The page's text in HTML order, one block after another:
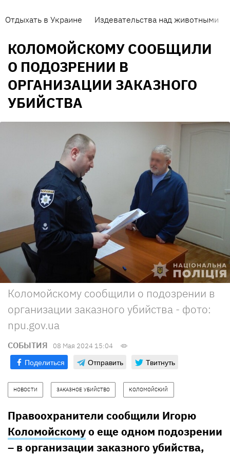
Отдыхать в Украине Издевательства над животными
КОЛОМОЙСКОМУ СООБЩИЛИ
О ПОДОЗРЕНИИ В
ОРГАНИЗАЦИИ ЗАКАЗНОГО
УБИЙСТВА
Коломойскому сообщили о подозрении в
организации заказного убийства - фото:
npu.gov.ua
СОБЫТИЯ 08 Мая 2024 15:04
Поделиться Отправить Твитнуть
НОВОСТИ ЗАКАЗНОЕ УБИЙСТВО КОЛОМОЙСКИЙ
Правоохранители сообщили Игорю
Коломойскомуо еще одном подозрении
– в организации заказного убийства,